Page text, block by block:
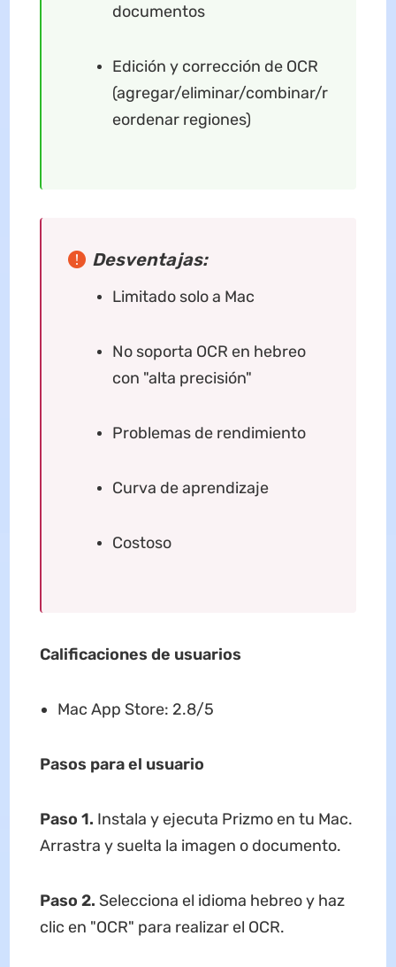
documentos
Edición y corrección de OCR
(agregar/eliminar/combinar/r
eordenar regiones)
Desventajas:
Limitado solo a Mac
No soporta OCR en hebreo
con "alta precisión"
Problemas de rendimiento
Curva de aprendizaje
Costoso
Calificaciones de usuarios
Mac App Store: 2.8/5
Pasos para el usuario
Paso 1. Instala y ejecuta Prizmo en tu Mac.
Arrastra y suelta la imagen o documento.
Paso 2. Selecciona el idioma hebreo y haz
clic en "OCR" para realizar el OCR.